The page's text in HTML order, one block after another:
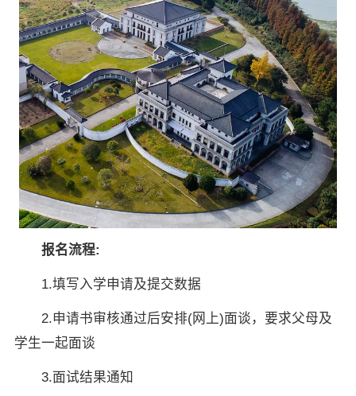
报名流程:
1.填写入学申请及提交数据
2.申请书审核通过后安排(网上)面谈，要求父母及
学生一起面谈
3.面试结果通知
×